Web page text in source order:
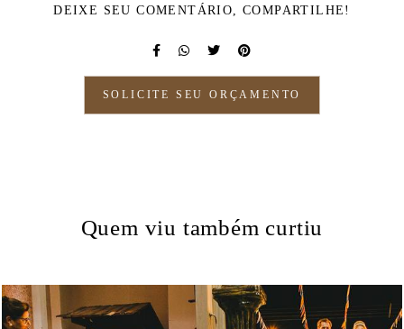
DEIXE SEU COMENTÁRIO, COMPARTILHE!
SOLICITE SEU ORÇAMENTO
Quem viu também curtiu